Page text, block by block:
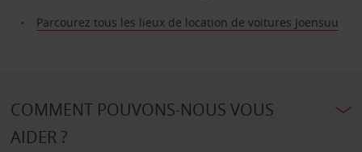
Parcourez tous les lieux de location de voitures Joensuu
COMMENT POUVONS-NOUS VOUS
AIDER ?